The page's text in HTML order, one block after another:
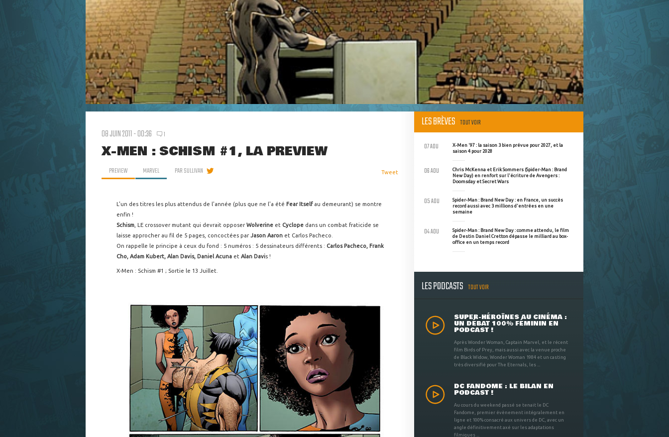
08 JUIN 2011 - 00:36 1
X-MEN : SCHISM #1, LA PREVIEW
PREVIEW MARVEL PARSULLIVAN Tweet
L'un des titres les plus attendus de l'année (plus que ne l'a été Fear Itselfau demeurant) se montre
enfin !
Schism , LE crossover mutant qui devrait opposerWolverine et Cyclope dans un combat fraticide se
laisse approcher au fil de 5 pages, concoctées parJason Aaron et Carlos Pacheco.
On rappelle le principe à ceux du fond : 5 numéros : 5 dessinateurs différents : Carlos Pacheco, Frank
Cho, Adam Kubert, Alan Davis, Daniel Acuna et Alan Davis !
X-Men : Schism #1 ; Sortie le 13 Juillet.
LES BRÈVES TOUT VOIR
X-Men '97 : la saison 3 bien prévue pour 2027, et la
saison 4 pour 2028
07 AOU
Chris McKenna et Erik Sommers (Spider-Man : Brand
New Day) en renfort sur l'écriture de Avengers :
Doomsday et Secret Wars
06 AOU
Spider-Man : Brand New Day : en France, un succès
record aussi avec 3 millions d'entrées en une
semaine
05 AOU
Spider-Man : Brand New Day : comme attendu, le film
de Destin Daniel Cretton dépasse le milliard au box-
office en un temps record
04 AOU
LES PODCASTS TOUT VOIR
SUPER-HÉROÏNES AU CINÉMA :
UN DÉBAT 100% FÉMININ EN
PODCAST !
Après Wonder Woman, Captain Marvel, et le récent
film Birds of Prey, mais aussi avec la venue proche
de Black Widow, Wonder Woman 1984 et un casting
très diversifié pour The Eternals, les ...
DC FANDOME : LE BILAN EN
PODCAST !
Au cours du weekend passé se tenait le DC
Fandome, premier évènement intégralement en
ligne et 100% consacré aux univers de DC, avec un
angle définitivement axé sur les adaptations
filmiques ...